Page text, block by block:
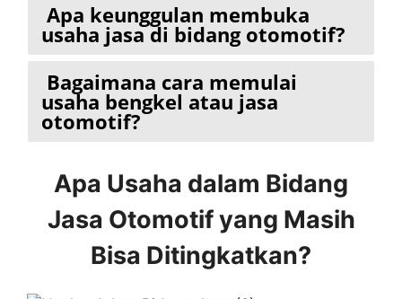
Apa keunggulan membuka
usaha jasa di bidang otomotif?
Bagaimana cara memulai
usaha bengkel atau jasa
otomotif?
Apa Usaha dalam Bidang
Jasa Otomotif yang Masih
Bisa Ditingkatkan?